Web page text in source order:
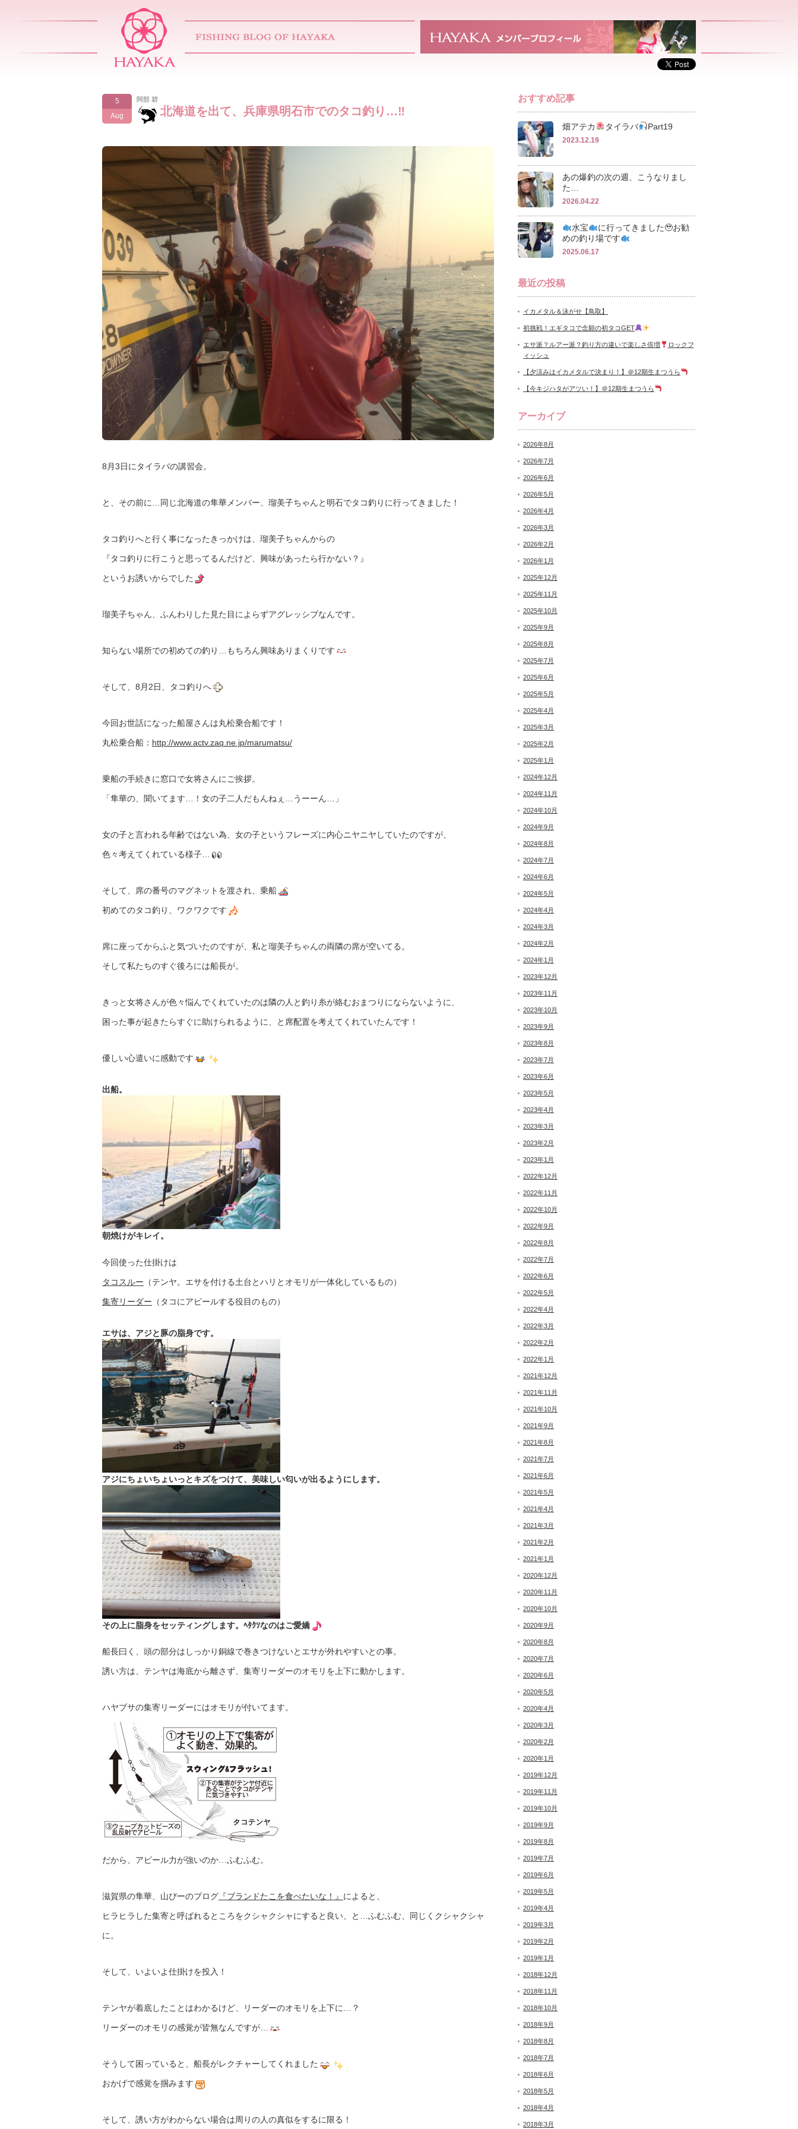
5
Aug
阿部 碧
北海道を出て、兵庫県明石市でのタコ釣り…‼︎
8月3日にタイラバの講習会。
と、その前に…同じ北海道の隼華メンバー、瑠美子ちゃんと明石でタコ釣りに行ってきました！
タコ釣りへと行く事になったきっかけは、瑠美子ちゃんからの
『タコ釣りに行こうと思ってるんだけど、興味があったら行かない？』
というお誘いからでした
瑠美子ちゃん、ふんわりした見た目によらずアグレッシブなんです。
知らない場所での初めての釣り…もちろん興味ありまくりです
そして、8月2日、タコ釣りへ
今回お世話になった船屋さんは丸松乗合船です！
丸松乗合船： http://www.actv.zaq.ne.jp/marumatsu/
乗船の手続きに窓口で女将さんにご挨拶。
「隼華の、聞いてます…！女の子二人だもんねぇ…うーーん…」
女の子と言われる年齢ではない為、女の子というフレーズに内心ニヤニヤしていたのですが、
色々考えてくれている様子…
そして、席の番号のマグネットを渡され、乗船
初めてのタコ釣り、ワクワクです
席に座ってからふと気づいたのですが、私と瑠美子ちゃんの両隣の席が空いてる。
そして私たちのすぐ後ろには船長が。
きっと女将さんが色々悩んでくれていたのは隣の人と釣り糸が絡むおまつりにならないように、
困った事が起きたらすぐに助けられるように、と席配置を考えてくれていたんです！
優しい心遣いに感動です
出船。
朝焼けがキレイ。
今回使った仕掛けは
タコスルー （テンヤ。エサを付ける土台とハリとオモリが一体化しているもの）
集寄リーダー （タコにアピールする役目のもの）
エサは、アジと豚の脂身です。
アジにちょいちょいっとキズをつけて、美味しい匂いが出るようにします。
その上に脂身をセッティングします。ﾍﾀｸｿなのはご愛嬌
船長曰く、頭の部分はしっかり銅線で巻きつけないとエサが外れやすいとの事。
誘い方は、テンヤは海底から離さず、集寄リーダーのオモリを上下に動かします。
ハヤブサの集寄リーダーにはオモリが付いてます。
だから、アピール力が強いのか…ふむふむ。
滋賀県の隼華、山ぴーのブログ 『ブランドたこを食べたいな！』 によると、
ヒラヒラした集寄と呼ばれるところをクシャクシャにすると良い、と…ふむふむ、同じくクシャクシャ
に。
そして、いよいよ仕掛けを投入！
テンヤが着底したことはわかるけど、リーダーのオモリを上下に…？
リーダーのオモリの感覚が皆無なんですが…
そうして困っていると、船長がレクチャーしてくれました
おかげで感覚を掴みます
そして、誘い方がわからない場合は周りの人の真似をするに限る！
おすすめ記事
畑アテカ タイラバ‪ ‬Part19
2023.12.19
あの爆釣の次の週、こうなりまし
た…
2026.04.22
水宝
に行ってきました🥹お勧
めの釣り場です
2025.06.17
最近の投稿
イカメタル＆泳がせ【鳥取】
初挑戦！エギタコで念願の初タコGET
エサ派？ルアー派？釣り方の違いで楽しさ倍増
ロックフ
ィッシュ
【夕涼みはイカメタルで決まり！】＠12期生まつうら
【今キジハタがアツい！】＠12期生まつうら
アーカイブ
2026年8月
2026年7月
2026年6月
2026年5月
2026年4月
2026年3月
2026年2月
2026年1月
2025年12月
2025年11月
2025年10月
2025年9月
2025年8月
2025年7月
2025年6月
2025年5月
2025年4月
2025年3月
2025年2月
2025年1月
2024年12月
2024年11月
2024年10月
2024年9月
2024年8月
2024年7月
2024年6月
2024年5月
2024年4月
2024年3月
2024年2月
2024年1月
2023年12月
2023年11月
2023年10月
2023年9月
2023年8月
2023年7月
2023年6月
2023年5月
2023年4月
2023年3月
2023年2月
2023年1月
2022年12月
2022年11月
2022年10月
2022年9月
2022年8月
2022年7月
2022年6月
2022年5月
2022年4月
2022年3月
2022年2月
2022年1月
2021年12月
2021年11月
2021年10月
2021年9月
2021年8月
2021年7月
2021年6月
2021年5月
2021年4月
2021年3月
2021年2月
2021年1月
2020年12月
2020年11月
2020年10月
2020年9月
2020年8月
2020年7月
2020年6月
2020年5月
2020年4月
2020年3月
2020年2月
2020年1月
2019年12月
2019年11月
2019年10月
2019年9月
2019年8月
2019年7月
2019年6月
2019年5月
2019年4月
2019年3月
2019年2月
2019年1月
2018年12月
2018年11月
2018年10月
2018年9月
2018年8月
2018年7月
2018年6月
2018年5月
2018年4月
2018年3月